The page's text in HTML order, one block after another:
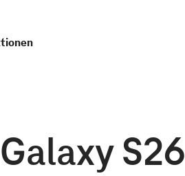
S26